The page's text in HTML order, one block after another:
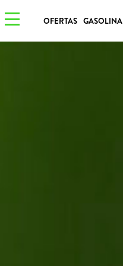
OFERTAS GASOLINA